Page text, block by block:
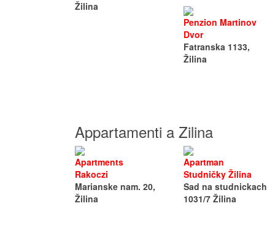
Žilina
Penzion Martinov
Dvor
Fatranska 1133,
Žilina
Appartamenti a Zilina
Apartments
Rakoczi
Marianske nam. 20,
Žilina
Apartman
Studničky Žilina
Sad na studnickach
1031/7 Žilina